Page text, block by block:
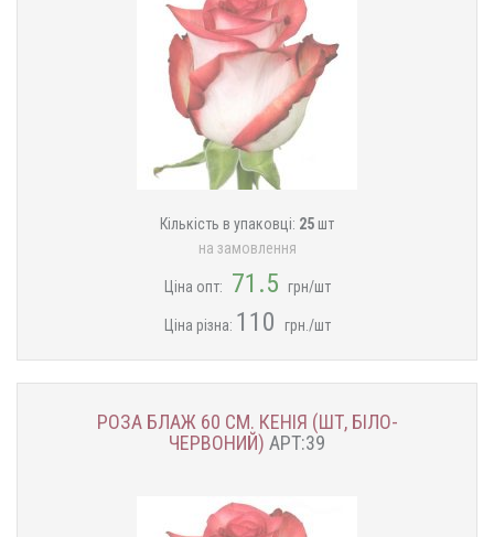
Кількість в упаковці: 25 шт
на замовлення
Ціна опт: 71.5 грн/шт
Ціна різна: 110 грн./шт
РОЗА БЛАЖ 60 СМ. КЕНІЯ (ШТ, БІЛО-
ЧЕРВОНИЙ) АРТ:39